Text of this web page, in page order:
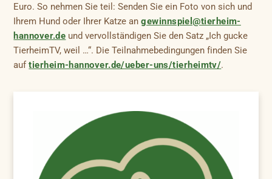
Euro. So nehmen Sie teil: Senden Sie ein Foto von sich und
Ihrem Hund oder Ihrer Katze angewinnspiel@tierheim-
hannover.de und vervollständigen Sie den Satz „Ich gucke
TierheimTV, weil …“. Die Teilnahmebedingungen finden Sie
auftierheim-hannover.de/ueber-uns/tierheimtv/.